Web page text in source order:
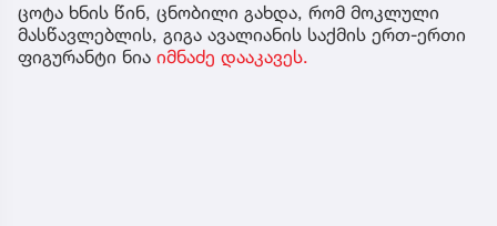
ცოტა ხნის წინ, ცნობილი გახდა, რომ მოკლული
მასწავლებლის, გიგა ავალიანის საქმის ერთ-ერთი
ფიგურანტი ნია იმნაძე დააკავეს.